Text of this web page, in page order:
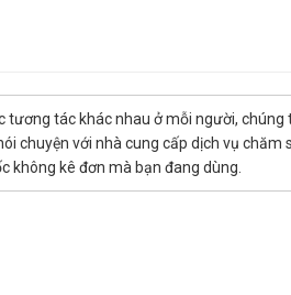
thuốc Hà An chúc bạn luôn mạnh khỏe,
tương tác khác nhau ở mỗi người, chúng
chuyện với nhà cung cấp dịch vụ chăm
không kê đơn mà bạn đang dùng.